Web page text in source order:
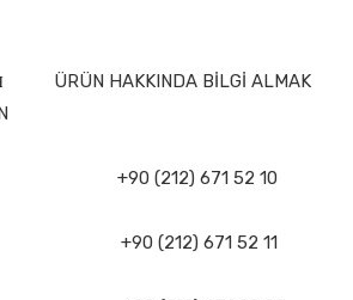
ÜRÜN HAKKINDA BİLGİ ALMAK
cc +90 (212) 671 52 10
Kw +90 (212) 671 52 11